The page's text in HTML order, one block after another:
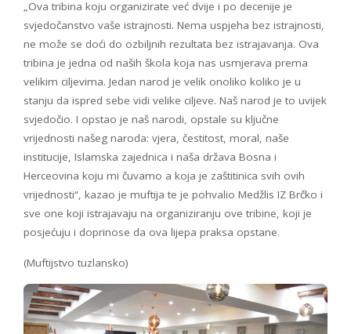
„Ova tribina koju organizirate već dvije i po decenije je
svjedočanstvo vaše istrajnosti. Nema uspjeha bez istrajnosti,
ne može se doći do ozbiljnih rezultata bez istrajavanja. Ova
tribina je jedna od naših škola koja nas usmjerava prema
velikim ciljevima. Jedan narod je velik onoliko koliko je u
stanju da ispred sebe vidi velike ciljeve. Naš narod je to uvijek
svjedočio. I opstao je naš narodi, opstale su ključne
vrijednosti našeg naroda: vjera, čestitost, moral, naše
institucije, Islamska zajednica i naša država Bosna i
Herceovina koju mi čuvamo a koja je zaštitinica svih ovih
vrijednosti“, kazao je muftija te je pohvalio Medžlis IZ Brčko i
sve one koji istrajavaju na organiziranju ove tribine, koji je
posjećuju i doprinose da ova lijepa praksa opstane.
(Muftijstvo tuzlansko)